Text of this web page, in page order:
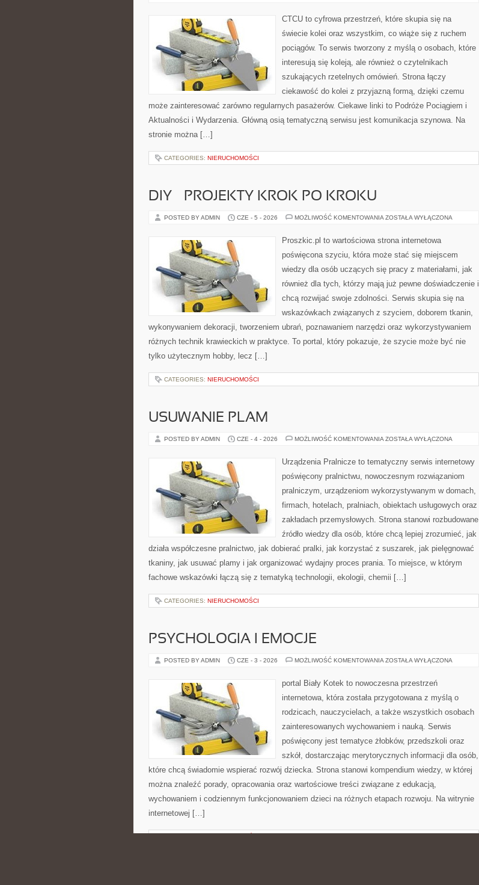
CTCU to cyfrowa przestrzeń, które skupia się na
świecie kolei oraz wszystkim, co wiąże się z ruchem
pociągów. To serwis tworzony z myślą o osobach, które
interesują się koleją, ale również o czytelnikach
szukających rzetelnych omówień. Strona łączy
ciekawość do kolei z przyjazną formą, dzięki czemu
może zainteresować zarówno regularnych pasażerów. Ciekawe linki to Podróże Pociągiem i
Aktualności i Wydarzenia. Główną osią tematyczną serwisu jest komunikacja szynowa. Na
stronie można […]
CATEGORIES: NIERUCHOMOŚCI
DIY – PROJEKTY KROK PO KROKU
POSTED BY ADMIN CZE - 5 - 2026 MOŻLIWOŚĆ KOMENTOWANIA DIY
PO
ZOSTAŁA WYŁĄCZONA
Proszkic.pl to wartościowa strona internetowa
poświęcona szyciu, która może stać się miejscem
wiedzy dla osób uczących się pracy z materiałami, jak
również dla tych, którzy mają już pewne doświadczenie i
chcą rozwijać swoje zdolności. Serwis skupia się na
wskazówkach związanych z szyciem, doborem tkanin,
wykonywaniem dekoracji, tworzeniem ubrań, poznawaniem narzędzi oraz wykorzystywaniem
różnych technik krawieckich w praktyce. To portal, który pokazuje, że szycie może być nie
tylko użytecznym hobby, lecz […]
CATEGORIES: NIERUCHOMOŚCI
USUWANIE PLAM
POSTED BY ADMIN CZE - 4 - 2026 MOŻLIWOŚĆ KOMENTOWANIA USUWANIE
ZOSTAŁA WYŁĄCZONA
Urządzenia Pralnicze to tematyczny serwis internetowy
poświęcony pralnictwu, nowoczesnym rozwiązaniom
pralniczym, urządzeniom wykorzystywanym w domach,
firmach, hotelach, pralniach, obiektach usługowych oraz
zakładach przemysłowych. Strona stanowi rozbudowane
źródło wiedzy dla osób, które chcą lepiej zrozumieć, jak
działa współczesne pralnictwo, jak dobierać pralki, jak korzystać z suszarek, jak pielęgnować
tkaniny, jak usuwać plamy i jak organizować wydajny proces prania. To miejsce, w którym
fachowe wskazówki łączą się z tematyką technologii, ekologii, chemii […]
CATEGORIES: NIERUCHOMOŚCI
PSYCHOLOGIA I EMOCJE
POSTED BY ADMIN CZE - 3 - 2026 MOŻLIWOŚĆ KOMENTOWANIA PSYCHOLOGIA
ZOSTAŁA WYŁĄCZONA
portal Biały Kotek to nowoczesna przestrzeń
internetowa, która została przygotowana z myślą o
rodzicach, nauczycielach, a także wszystkich osobach
zainteresowanych wychowaniem i nauką. Serwis
poświęcony jest tematyce żłobków, przedszkoli oraz
szkół, dostarczając merytorycznych informacji dla osób,
które chcą świadomie wspierać rozwój dziecka. Strona stanowi kompendium wiedzy, w której
można znaleźć porady, opracowania oraz wartościowe treści związane z edukacją,
wychowaniem i codziennym funkcjonowaniem dzieci na różnych etapach rozwoju. Na witrynie
internetowej […]